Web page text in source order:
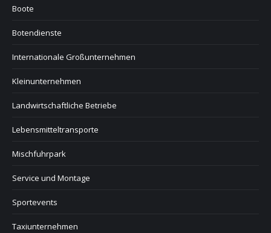
Boote
Botendienste
Internationale Großunternehmen
Kleinunternehmen
Landwirtschaftliche Betriebe
Lebensmitteltransporte
Mischfuhrpark
Service und Montage
Sportevents
Taxiunternehmen